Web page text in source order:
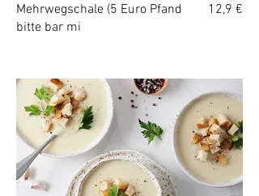
Mehrwegschale (5 Euro Pfand
bitte bar mi
12,9 €